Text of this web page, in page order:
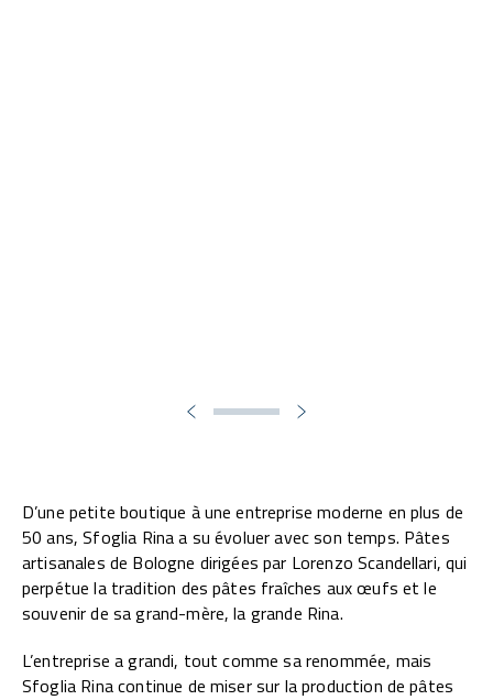
D’une petite boutique à une entreprise moderne en plus de
50 ans, Sfoglia Rina a su évoluer avec son temps. Pâtes
artisanales de Bologne dirigées par Lorenzo Scandellari, qui
perpétue la tradition des pâtes fraîches aux œufs et le
souvenir de sa grand-mère, la grande Rina.
L’entreprise a grandi, tout comme sa renommée, mais
Sfoglia Rina continue de miser sur la production de pâtes